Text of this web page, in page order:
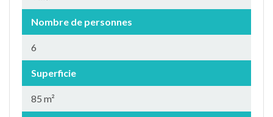
Nombre de personnes
6
Superficie
85 m²